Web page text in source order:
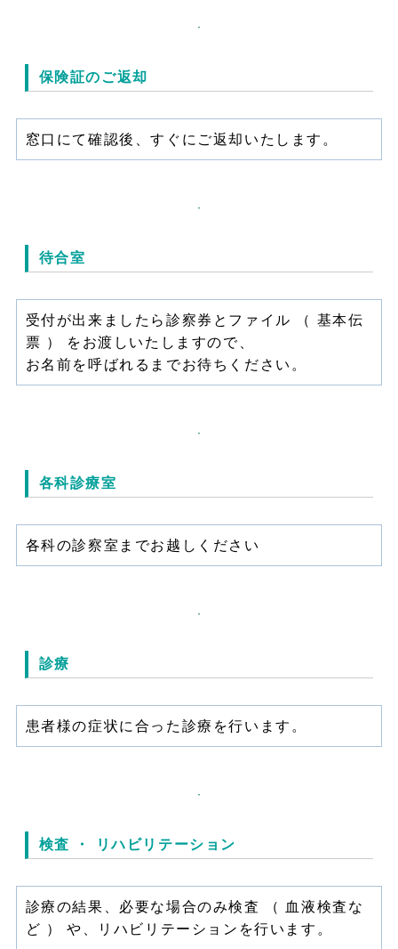
保険証のご返却
窓口にて確認後、すぐにご返却いたします。
待合室
受付が出来ましたら診察券とファイル （ 基本伝
票 ） をお渡しいたしますので、
お名前を呼ばれるまでお待ちください。
各科診療室
各科の診察室までお越しください
診療
患者様の症状に合った診療を行います。
検査 ・ リハビリテーション
診療の結果、必要な場合のみ検査 （ 血液検査な
ど ） や、リハビリテーションを行います。